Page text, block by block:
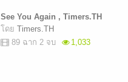
See You Again , Timers.TH
โดย Timers.TH
89 ฉาก 2 จบ
1,033